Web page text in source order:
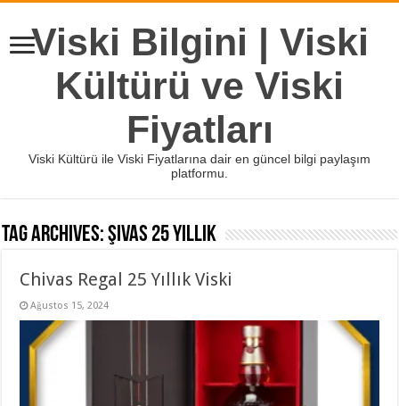
Viski Bilgini | Viski
Kültürü ve Viski
Fiyatları
Viski Kültürü ile Viski Fiyatlarına dair en güncel bilgi paylaşım
platformu.
Tag Archives:şivas 25 yıllık
Chivas Regal 25 Yıllık Viski
Ağustos 15, 2024